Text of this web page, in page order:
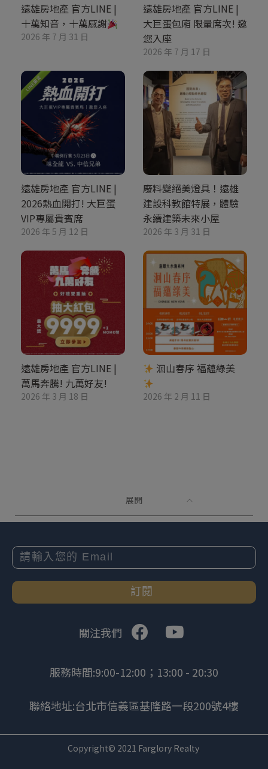
遠雄房地產 官方LINE |
十萬知音，十萬感謝
2026 年 7 月 31 日
遠雄房地產 官方LINE |
大巨蛋包廂 限量席次! 邀
您入座
2026 年 7 月 17 日
遠雄房地產 官方LINE |
2026熱血開打! 大巨蛋
VIP專屬貴賓席
2026 年 5 月 12 日
廢料變絕美燈具！遠雄
建設科教館特展，體驗
永續建築未來小屋
2026 年 3 月 31 日
遠雄房地產 官方LINE |
萬馬奔騰! 九萬好友!
2026 年 3 月 18 日
洄山春序 福蘊綠美
2026 年 2 月 11 日
展開
關注我們
訂閱
服務時間:9:00-12:00；13:00 - 20:30
聯絡地址:台北市信義區基隆路一段200號4樓
Copyright© 2021 Farglory Realty.